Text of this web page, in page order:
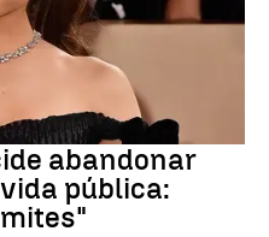
abandonar
pública: